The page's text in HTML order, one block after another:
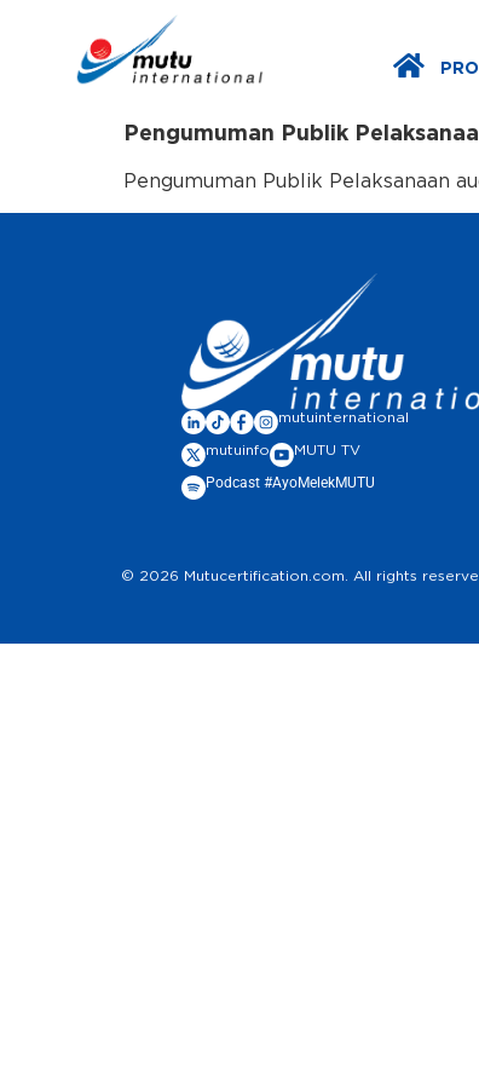
Pengumuman Publik
Pengumuman Publik Pelaksanaan
mutuinternational
mutuinfo MUTU TV
Podcast #AyoMelekMUTU
© 2026 Mutucertification.com. All rights